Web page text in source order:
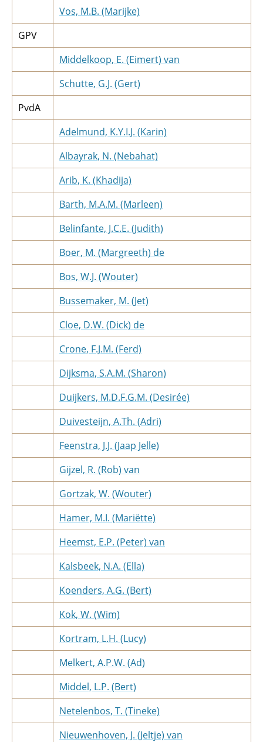
Vos, M.B. (Marijke)
GPV
Middelkoop, E. (Eimert) van
Schutte, G.J. (Gert)
PvdA
Adelmund, K.Y.I.J. (Karin)
Albayrak, N. (Nebahat)
Arib, K. (Khadija)
Barth, M.A.M. (Marleen)
Belinfante, J.C.E. (Judith)
Boer, M. (Margreeth) de
Bos, W.J. (Wouter)
Bussemaker, M. (Jet)
Cloe, D.W. (Dick) de
Crone, F.J.M. (Ferd)
Dijksma, S.A.M. (Sharon)
Duijkers, M.D.F.G.M. (Desirée)
Duivesteijn, A.Th. (Adri)
Feenstra, J.J. (Jaap Jelle)
Gijzel, R. (Rob) van
Gortzak, W. (Wouter)
Hamer, M.I. (Mariëtte)
Heemst, E.P. (Peter) van
Kalsbeek, N.A. (Ella)
Koenders, A.G. (Bert)
Kok, W. (Wim)
Kortram, L.H. (Lucy)
Melkert, A.P.W. (Ad)
Middel, L.P. (Bert)
Netelenbos, T. (Tineke)
Nieuwenhoven, J. (Jeltje) van